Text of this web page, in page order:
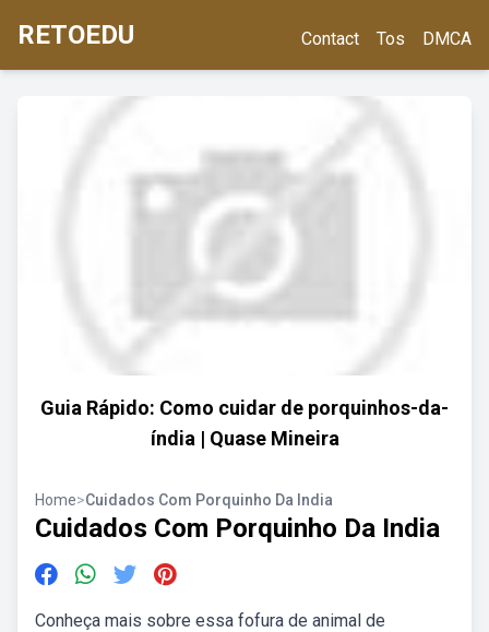
RETOEDU Contact Tos DMCA
Guia Rápido: Como cuidar de porquinhos-da-
índia | Quase Mineira
Home>Cuidados Com Porquinho Da India
Cuidados Com Porquinho Da India
Conheça mais sobre essa fofura de animal de